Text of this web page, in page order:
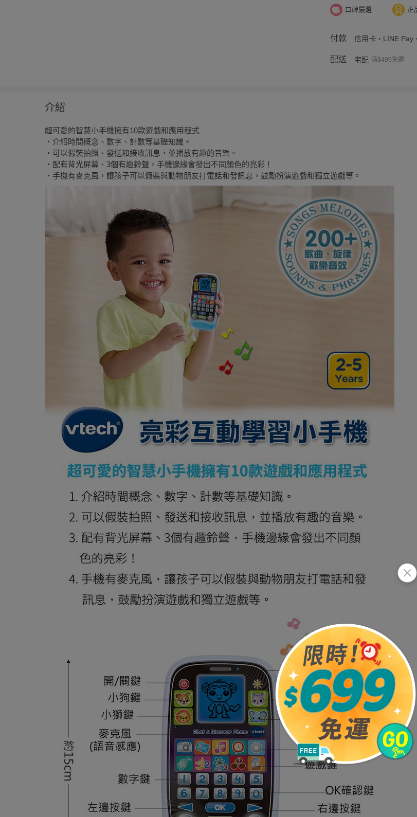
口碑嚴選 正
付款 信用卡・LINE Pay
配送 宅配 滿$499免運
介紹
超可愛的智慧小手機擁有10款遊戲和應用程式
‧介紹時間概念、數字、計數等基礎知識。
‧可以假裝拍照、發送和接收訊息，並播放有趣的音樂。
‧配有背光屏幕、3個有趣鈴聲，手機邊緣會發出不同顏色的亮彩！
‧手機有麥克風，讓孩子可以假裝與動物朋友打電話和發訊息，鼓勵扮演遊戲和獨立遊戲等。